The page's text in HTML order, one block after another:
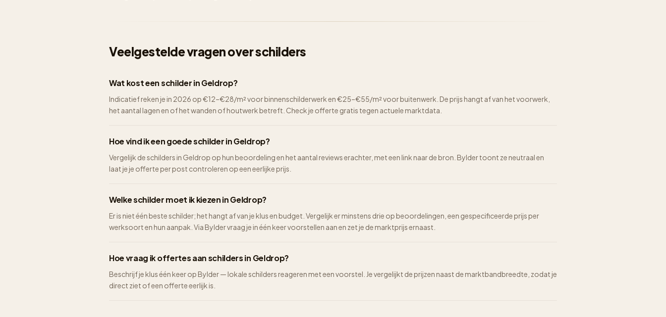
Veelgestelde vragen over schilders
Wat kost een schilder in Geldrop?
Indicatief reken je in 2026 op €12–€28/m² voor binnenschilderwerk en €25–€55/m² voor buitenwerk. De prijs hangt af van het voorwerk,
het aantal lagen en of het wanden of houtwerk betreft. Check je offerte gratis tegen actuele marktdata.
Hoe vind ik een goede schilder in Geldrop?
Vergelijk de schilders in Geldrop op hun beoordeling en het aantal reviews erachter, met een link naar de bron. Bylder toont ze neutraal en
laat je je offerte per post controleren op een eerlijke prijs.
Welke schilder moet ik kiezen in Geldrop?
Er is niet één beste schilder; het hangt af van je klus en budget. Vergelijk er minstens drie op beoordelingen, een gespecificeerde prijs per
werksoort en hun aanpak. Via Bylder vraag je in één keer voorstellen aan en zet je de marktprijs ernaast.
Hoe vraag ik offertes aan schilders in Geldrop?
Beschrijf je klus één keer op Bylder — lokale schilders reageren met een voorstel. Je vergelijkt de prijzen naast de marktbandbreedte, zodat je
direct ziet of een offerte eerlijk is.